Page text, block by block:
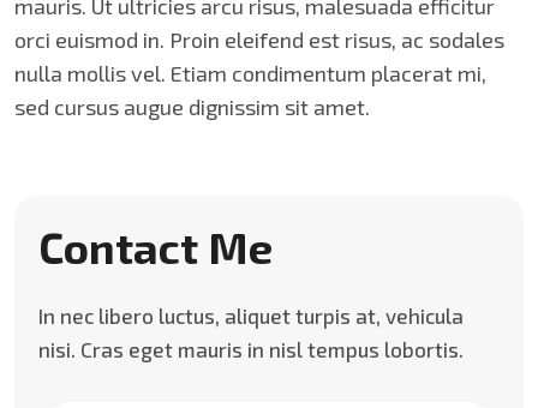
mauris. Ut ultricies arcu risus, malesuada efficitur
orci euismod in. Proin eleifend est risus, ac sodales
nulla mollis vel. Etiam condimentum placerat mi,
sed cursus augue dignissim sit amet.
Contact Me
In nec libero luctus, aliquet turpis at, vehicula
nisi. Cras eget mauris in nisl tempus lobortis.